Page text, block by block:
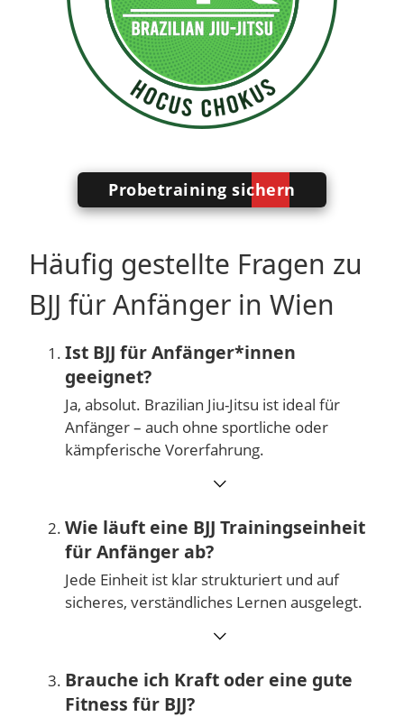
Probetraining sichern
Häufig gestellte Fragen zu
BJJ für Anfänger in Wien
Ist BJJ für Anfänger*innen
geeignet?
Ja, absolut. Brazilian Jiu-Jitsu ist ideal für
Anfänger – auch ohne sportliche oder
kämpferische Vorerfahrung.
⌵
Wie läuft eine BJJ Trainingseinheit
für Anfänger ab?
Jede Einheit ist klar strukturiert und auf
sicheres, verständliches Lernen ausgelegt.
⌵
Brauche ich Kraft oder eine gute
Fitness für BJJ?